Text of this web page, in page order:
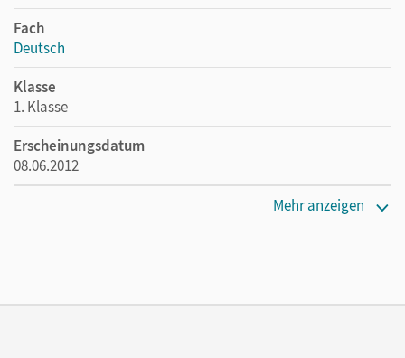
Fach
Deutsch
Klasse
1. Klasse
Erscheinungsdatum
08.06.2012
Mehr anzeigen